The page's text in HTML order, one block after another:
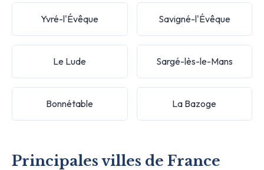
Yvré-l'Évêque Savigné-l'Évêque
Le Lude Sargé-lès-le-Mans
Bonnétable La Bazoge
Principales villes de France